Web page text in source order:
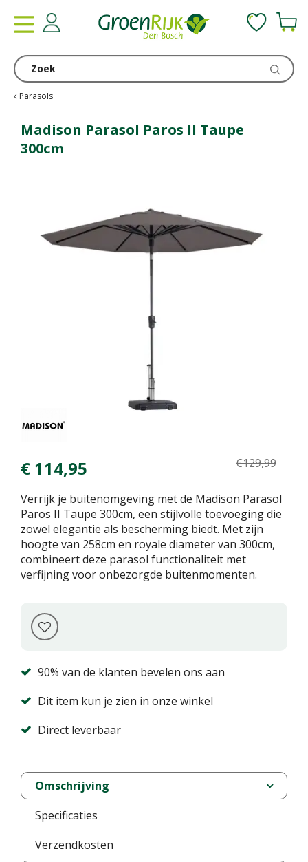
Parasols
Madison Parasol Paros II Taupe
300cm
€129,99
€ 114,95
Verrijk je buitenomgeving met de Madison Parasol
Paros II Taupe 300cm, een stijlvolle toevoeging die
zowel elegantie als bescherming biedt. Met zijn
hoogte van 258cm en royale diameter van 300cm,
combineert deze parasol functionaliteit met
verfijning voor onbezorgde buitenmomenten.
90% van de klanten bevelen ons aan
Dit item kun je zien in onze winkel
Direct leverbaar
Omschrijving
Specificaties
Verzendkosten